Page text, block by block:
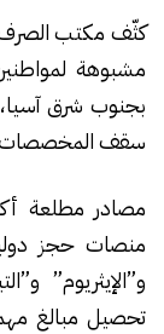
كثّف مكتب الصرف
مشبوهة
بجنوب شرق
سقف المخصصات
مصادر مطلعة
منصات حجز
و”الإيثريوم”
تحصيل مبالغ